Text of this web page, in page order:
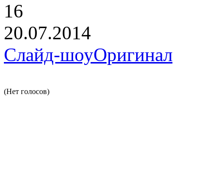
16
20.07.2014
Слайд-шоуОригинал
(Нет голосов)